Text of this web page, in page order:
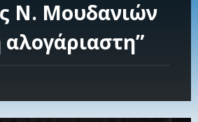
Ν. Μουδανιών